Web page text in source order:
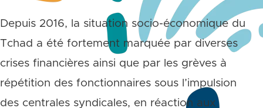
Depuis 2016, la situation socio-économique du
Tchad a été fortement marquée par diverses
crises financières ainsi que par les grèves à
répétition des fonctionnaires sous l’impulsion
des centrales syndicales, en réaction aux